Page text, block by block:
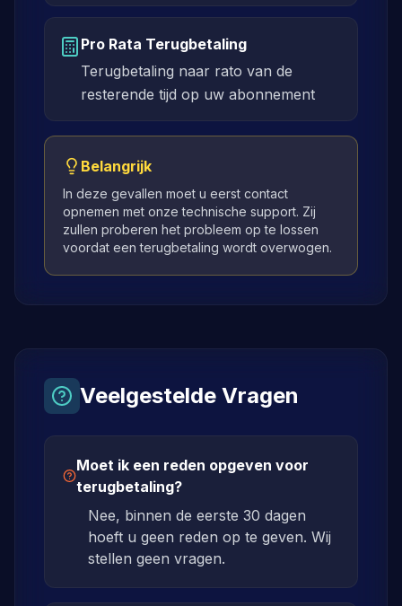
Pro Rata Terugbetaling
Terugbetaling naar rato van de
resterende tijd op uw abonnement
Belangrijk
In deze gevallen moet u eerst contact
opnemen met onze technische support. Zij
zullen proberen het probleem op te lossen
voordat een terugbetaling wordt overwogen.
Veelgestelde Vragen
Moet ik een reden opgeven voor
terugbetaling?
Nee, binnen de eerste 30 dagen
hoeft u geen reden op te geven. Wij
stellen geen vragen.